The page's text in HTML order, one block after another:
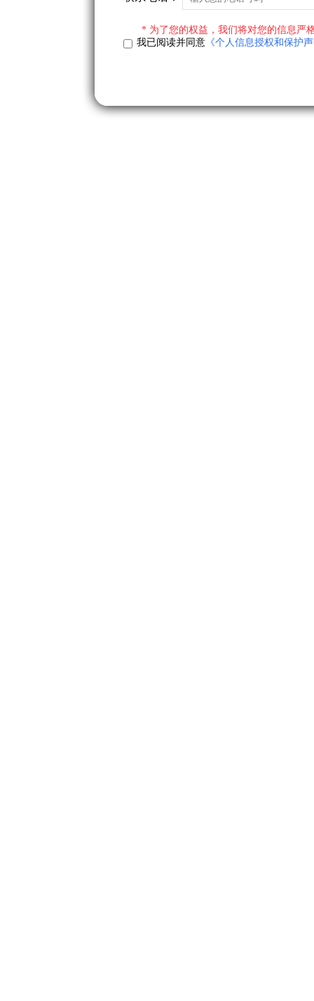
* 为了您的权益，我们将对您的信息严
我已阅读并同意《个人信息授权和保护